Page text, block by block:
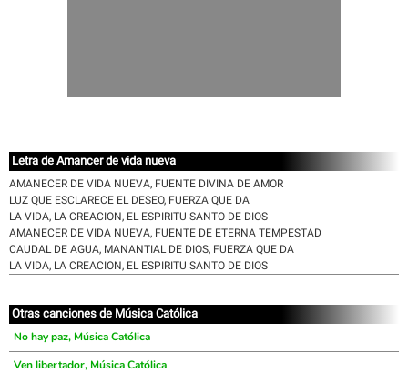
Letra de Amancer de vida nueva
AMANECER DE VIDA NUEVA, FUENTE DIVINA DE AMOR
LUZ QUE ESCLARECE EL DESEO, FUERZA QUE DA
LA VIDA, LA CREACION, EL ESPIRITU SANTO DE DIOS
AMANECER DE VIDA NUEVA, FUENTE DE ETERNA TEMPESTAD
CAUDAL DE AGUA, MANANTIAL DE DIOS, FUERZA QUE DA
LA VIDA, LA CREACION, EL ESPIRITU SANTO DE DIOS
Otras canciones de Música Católica
No hay paz, Música Católica
Ven libertador, Música Católica